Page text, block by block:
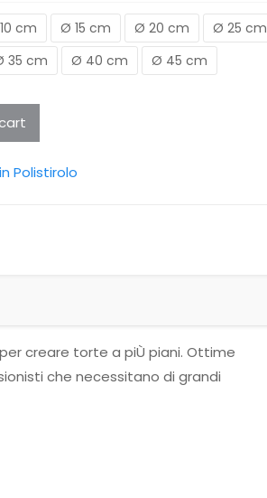
cm Ø 15 cm Ø 20 cm
Ø 25 cm
35 cm
Ø 40 cm Ø 45 cm
Polistirolo
creare torte a piÙ piani. Ottime
che necessitano di grandi